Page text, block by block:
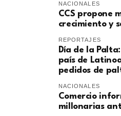
NACIONALES
CCS propone
crecimiento y
REPORTAJES
Día de la
país de
pedidos de
NACIONALES
Comercio
millonarias